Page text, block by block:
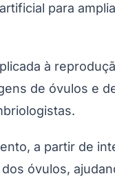
para
à
de óvulos e
a partir de
óvulos,